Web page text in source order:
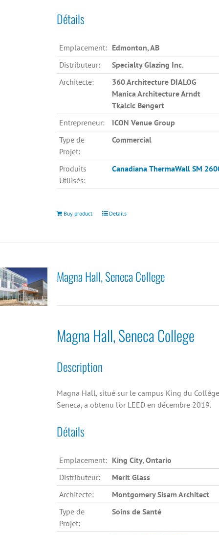
Détails
Emplacement: Edmonton, AB
Distributeur:
Specialty Glazing Inc.
Architecte:
360 Architecture DIALOG
Manica Architecture Arndt
Tkalcic Bengert
Entrepreneur:
ICON Venue Group
Type de
Projet:
Commercial
Produits
Utilisés:
Canadiana ThermaWall SM
Buy product Details
Magna Hall, Seneca College
Magna Hall, Seneca College
Description
Magna Hall, situé sur le campus King du Collège
Seneca, a obtenu l’or LEED en décembre 2019.
Détails
Emplacement: King City, Ontario
Distributeur:
Merit Glass
Architecte:
Montgomery Sisam Architect
Type de
Projet:
Soins de Santé